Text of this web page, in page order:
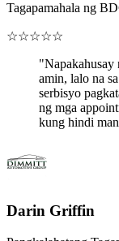
Tagapamahala ng
☆☆☆☆☆
"Napakahusay
amin, lalo na
serbisyo
ng mga
kung hindi
Darin Griffin